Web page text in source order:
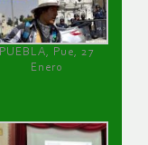
PUEBLA, Pue, 27
Enero